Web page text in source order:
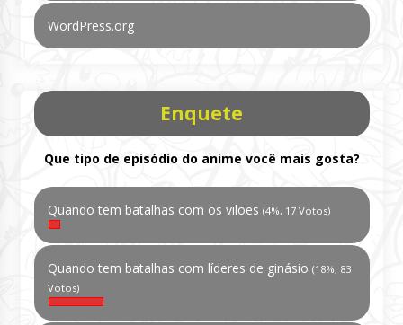
WordPress.org
Enquete
Que tipo de episódio do anime você mais gosta?
Quando tem batalhas com os vilões (4%, 17 Votos)
Quando tem batalhas com líderes de ginásio (18%, 83
Votos)